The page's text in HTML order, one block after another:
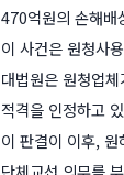
470억원의 손해배
이 사건은 원청사
대법원은 원청업
적격을 인정하고
이 판결이 이후,